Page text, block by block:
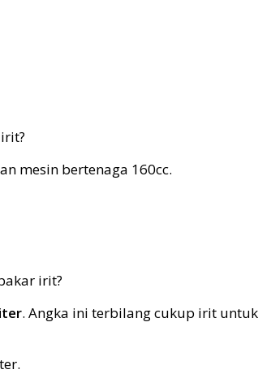
mesin bertenaga 160cc.
. Angka ini terbilang cukup irit untuk